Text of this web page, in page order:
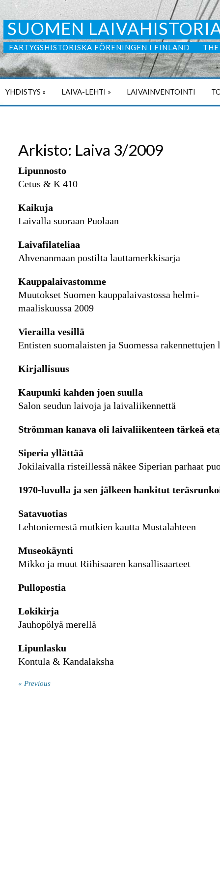
SUOMEN
FARTYGSHISTORISKA FÖRENINGEN I FINLAND
YHDISTYS » LAIVA-LEHTI » LAIVAINVENTOINTI
Arkisto: Laiva 3/2009
Lipunnosto
Cetus & K 410
Kaikuja
Laivalla suoraan Puolaan
Laivafilateliaa
Ahvenanmaan postilta lauttamerkkisarja
Kauppalaivastomme
Muutokset Suomen kauppalaivastossa helmi-
maaliskuussa 2009
Vierailla vesillä
Entisten suomalaisten ja Suomessa
Kirjallisuus
Kaupunki kahden joen suulla
Salon seudun laivoja ja laivaliikennettä
Strömman kanava oli laivaliikenteen tärkeä
Siperia yllättää
Jokilaivalla risteillessä näkee Siperian parhaat
1970-luvulla ja sen jälkeen hankitut
Satavuotias
Lehtoniemestä mutkien kautta Mustalahteen
Museokäynti
Mikko ja muut Riihisaaren kansallisaarteet
Pullopostia
Lokikirja
Jauhopölyä merellä
Lipunlasku
Kontula & Kandalaksha
« Previous